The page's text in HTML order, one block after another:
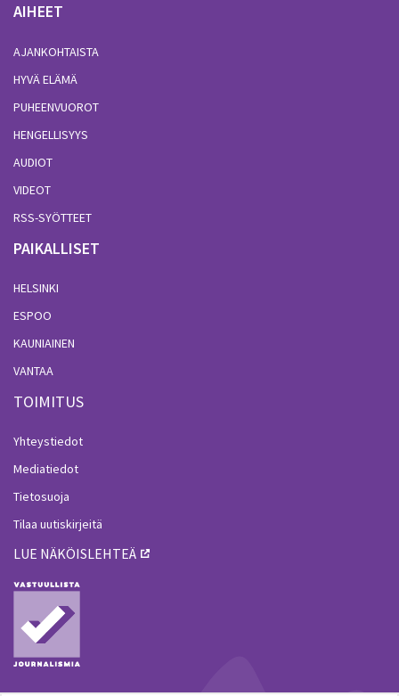
AIHEET
AJANKOHTAISTA
HYVÄ ELÄMÄ
PUHEENVUOROT
HENGELLISYYS
AUDIOT
VIDEOT
RSS-SYÖTTEET
PAIKALLISET
HELSINKI
ESPOO
KAUNIAINEN
VANTAA
TOIMITUS
Yhteystiedot
Mediatiedot
Tietosuoja
Tilaa uutiskirjeitä
LUE NÄKÖISLEHTEÄ